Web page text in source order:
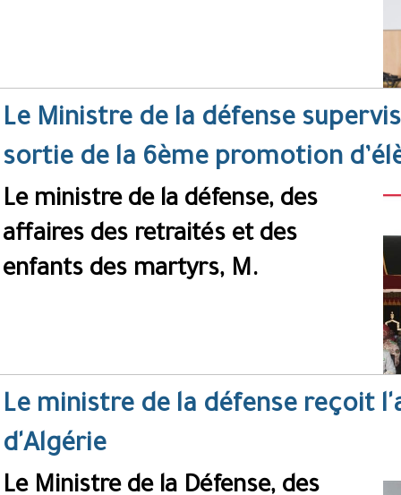
Le Ministre de la défense
sortie de la 6ème promotion
Le ministre de la défense, des
affaires des retraités et des
enfants des martyrs, M.
Le ministre de la défense reçoit
d'Algérie
Le Ministre de la Défense, des